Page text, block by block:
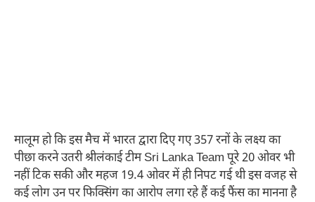
मालूम हो कि इस मैच में भारत द्वारा दिए गए 357 रनों के लक्ष्य का
पीछा करने उतरी श्रीलंकाई टीम Sri Lanka Team पूरे 20 ओवर भी
नहीं टिक सकी और महज 19.4 ओवर में ही निपट गई थी इस वजह से
कई लोग उन पर फिक्सिंग का आरोप लगा रहे हैं कई फैंस का मानना है